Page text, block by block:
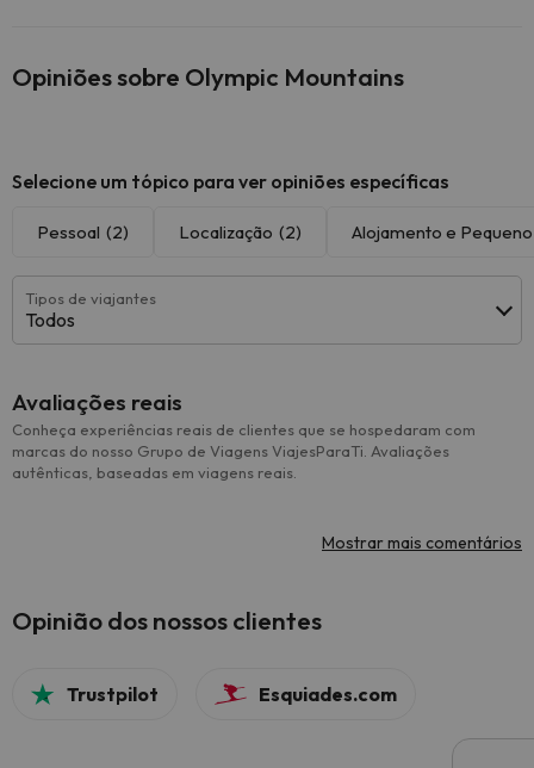
Opiniões sobre Olympic Mountains
Selecione um tópico para ver opiniões específicas
Pessoal (2) Localização (2) Alojamento e
Tipos de viajantes
Todos
Avaliações reais
Conheça experiências reais de clientes que se hospedaram com
marcas do nosso Grupo de Viagens ViajesParaTi. Avaliações
autênticas, baseadas em viagens reais.
Mostrar mais comentários
Opinião dos nossos clientes
Trustpilot Esquiades.com